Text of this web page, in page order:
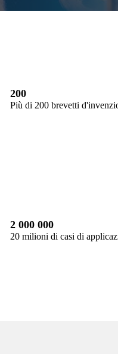
200
Più di 200 brevetti
2 000 000
20 milioni di casi di